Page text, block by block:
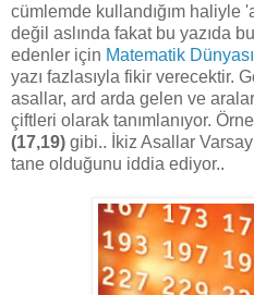
cümlemde kullandığım haliyle
değil aslında fakat bu yazıda
edenler için Matematik
yazı fazlasıyla fikir verecektir.
asallar, ard arda gelen ve
çiftleri olarak tanımlanıyor.
(17,19) gibi.. İkiz Asallar
tane olduğunu iddia ediyor..